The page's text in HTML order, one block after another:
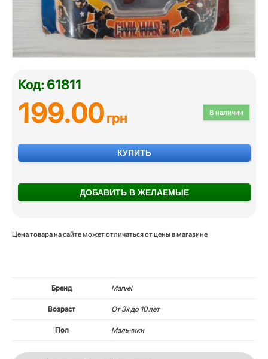
Код: 61811
В наличии
199.00грн
КУПИТЬ
ДОБАВИТЬ В ЖЕЛАЕМЫЕ
Цена товара на сайте может отличаться от цены в магазине
Бренд Marvel
Возраст От 3х до 10 лет
Пол Мальчики